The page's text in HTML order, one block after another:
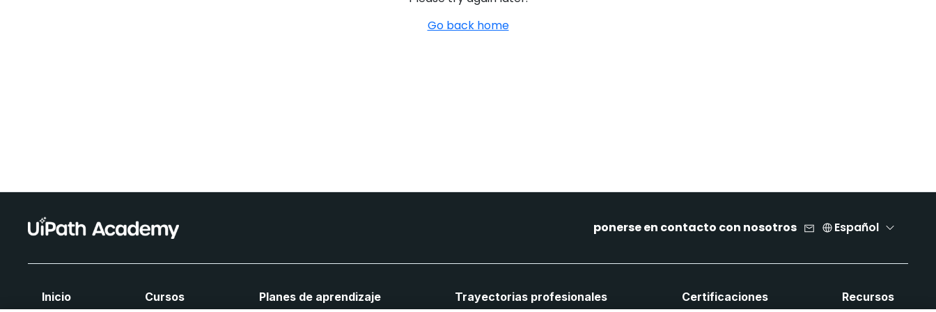
Go back home
ponerse en contacto con nosotros Español
Inicio Cursos Planes de aprendizaje Trayectorias profesionales Certificaciones Recursos